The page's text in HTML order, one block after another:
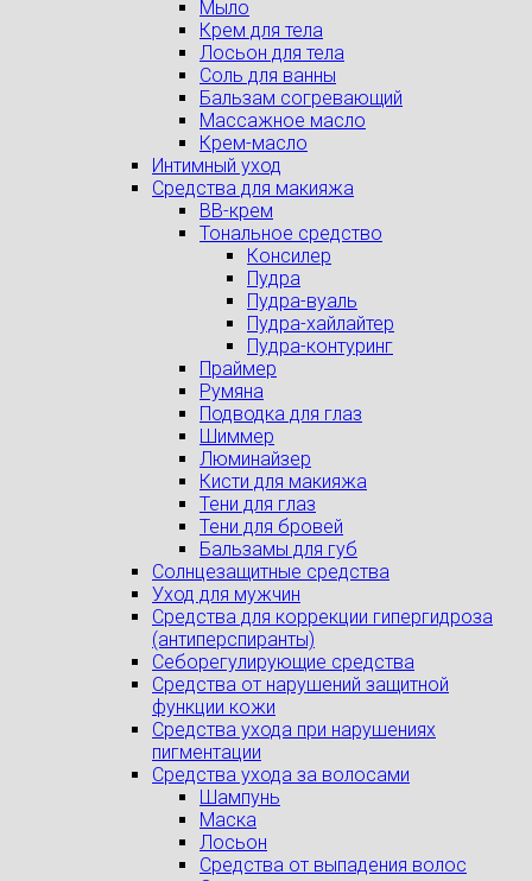
Мыло
Крем для тела
Лосьон для тела
Соль для ванны
Бальзам согревающий
Массажное масло
Крем-масло
Интимный уход
Средства для макияжа
BB-крем
Тональное средство
Консилер
Пудра
Пудра-вуаль
Пудра-хайлайтер
Пудра-контуринг
Праймер
Румяна
Подводка для глаз
Шиммер
Люминайзер
Кисти для макияжа
Тени для глаз
Тени для бровей
Бальзамы для губ
Солнцезащитные средства
Уход для мужчин
Средства для коррекции гипергидроза
(антиперспиранты)
Себорегулирующие средства
Средства от нарушений защитной
функции кожи
Средства ухода при нарушениях
пигментации
Средства ухода за волосами
Шампунь
Маска
Лосьон
Средства от выпадения волос